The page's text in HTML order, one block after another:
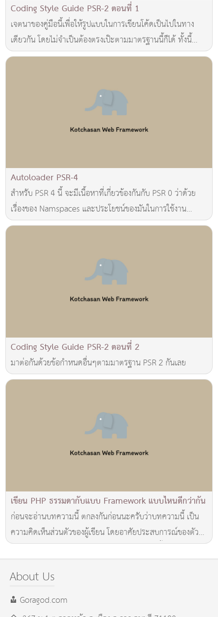
Coding Style Guide PSR-2 ตอนที่ 1
เจตนาของคู่มือนี้เพื่อให้รูปแบบในการเขียนโค้ดเป็นไปในทาง
เดียวกัน โดยไม่จำเป็นต้องตรงเป๊ะตามมาตรฐานนี้ก็ได้ ทั้งนี้
เนื่องจากเครื่องมือแต่ละตัวอาจมีค
Autoloader PSR-4
สำหรับ PSR 4 นี้ จะมีเนื้อหาที่เกี่ยวข้องกันกับ PSR 0 ว่าด้วย
เรื่องของ Namspaces และประโยชน์ของมันในการใช้งาน
autoloader โดยที่ตามมาตรฐาน PSR ได้มี
Coding Style Guide PSR-2 ตอนที่ 2
มาต่อกันด้วยข้อกำหนดอื่นๆตามมาตรฐาน PSR 2 กันเลย
เขียน PHP ธรรมดากับแบบ Framework แบบไหนดีกว่ากัน
ก่อนจะอ่านบทความนี้ ตกลงกันก่อนนะครับว่าบทความนี้ เป็น
ความคิดเห็นส่วนตัวของผู้เขียน โดยอาศัยประสบการณ์ของตัว
เองที่ผ่านมา ซึ่งผ่านการใช้งานมาแล้วทุกรูปแบบตั้งแต่การอออก
PHP Framework ขึ้นใช้งานเอง
About Us
Goragod.com